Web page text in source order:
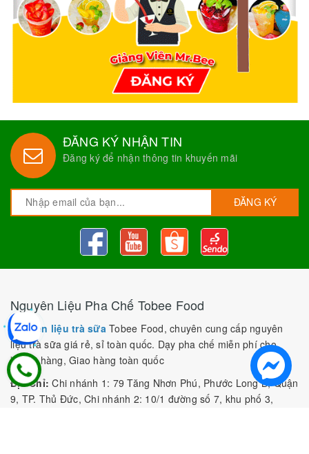
ĐĂNG KÝ NHẬN TIN
Đăng ký để nhận thông tin khuyến mãi
ĐĂNG KÝ
Nguyên Liệu Pha Chế Tobee Food
Nguyên liệu trà sữa Tobee Food, chuyên cung cấp nguyên
liệu trà sữa giá rẻ, sỉ toàn quốc. Dạy pha chế miễn phí cho
khách hàng, Giao hàng toàn quốc
Địa Chỉ: Chi nhánh 1: 79 Tăng Nhơn Phú, Phước Long B, Quận
9, TP. Thủ Đức, Chi nhánh 2: 10/1 đường số 7, khu phố 3,